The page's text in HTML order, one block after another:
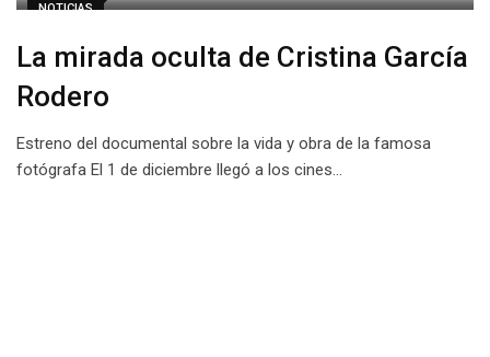
NOTICIAS
La mirada oculta de Cristina García
Rodero
Estreno del documental sobre la vida y obra de la famosa
fotógrafa El 1 de diciembre llegó a los cines…